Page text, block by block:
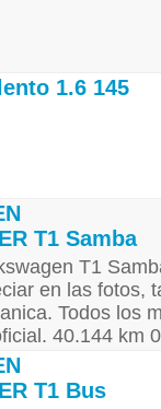
1.6 145
T1 Samba
T1
en las fotos,
Todos los
40.144 km
T1 Bus